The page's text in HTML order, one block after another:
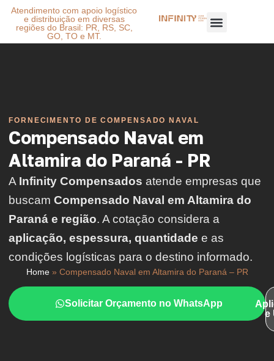
Atendimento com apoio logístico
e distribuição em diversas
regiões do Brasil: PR, RS, SC,
GO, TO e MT.
FORNECIMENTO DE COMPENSADO NAVAL
Compensado Naval em
Altamira do Paraná - PR
A Infinity Compensados atende empresas que
buscam Compensado Naval em Altamira do
Paraná e região. A cotação considera a
aplicação, espessura, quantidade e as
condições logísticas para o destino informado.
Home» Compensado Naval em Altamira do Paraná – PR
Solicitar Orçamento no WhatsApp
e